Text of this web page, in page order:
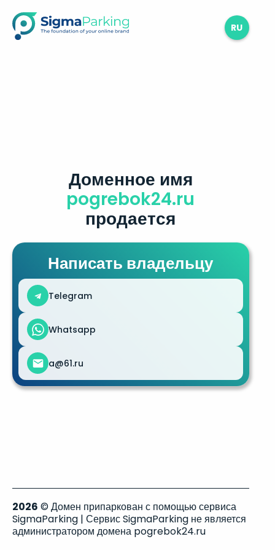
RU
Доменное имя
pogrebok24.ru
продается
Написать владельцу
Telegram
Whatsapp
a@61.ru
2026 © Домен припаркован с помощью сервиса
SigmaParking | Сервис SigmaParking не является
администратором домена pogrebok24.ru